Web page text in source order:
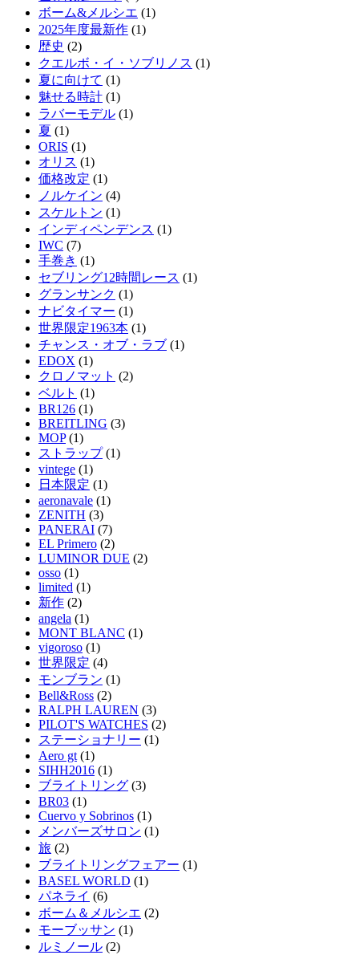
ボーム&メルシエ (1)
2025年度最新作 (1)
歴史 (2)
クエルボ・イ・ソブリノス (1)
夏に向けて (1)
魅せる時計 (1)
ラバーモデル (1)
夏 (1)
ORIS (1)
オリス (1)
価格改定 (1)
ノルケイン (4)
スケルトン (1)
インディペンデンス (1)
IWC (7)
手巻き (1)
セブリング12時間レース (1)
グランサンク (1)
ナビタイマー (1)
世界限定1963本 (1)
チャンス・オブ・ラブ (1)
EDOX (1)
クロノマット (2)
ベルト (1)
BR126 (1)
BREITLING (3)
MOP(1)
ストラップ(1)
vintege (1)
日本限定 (1)
aeronavale (1)
ZENITH (3)
PANERAI (7)
EL Primero (2)
LUMINOR DUE (2)
osso (1)
limited (1)
新作 (2)
angela (1)
MONT BLANC (1)
vigoroso (1)
世界限定 (4)
モンブラン (1)
Bell&Ross (2)
RALPH LAUREN (3)
PILOT'S WATCHES (2)
ステーショナリー (1)
Aero gt (1)
SIHH2016 (1)
ブライトリング (3)
BR03 (1)
Cuervo y Sobrinos (1)
メンバーズサロン (1)
旅 (2)
ブライトリングフェアー (1)
BASEL WORLD (1)
パネライ (6)
ボーム＆メルシエ (2)
モーブッサン (1)
ルミノール (2)